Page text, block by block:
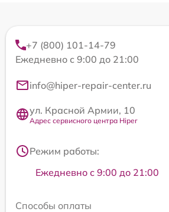
+7 (800) 101-14-79
Ежедневно с 9:00 до 21:00
info@hiper-repair-center.ru
ул. Красной Армии, 10
Адрес сервисного центра Hiper
Режим работы:
Ежедневно с 9:00 до 21:00
Способы оплаты